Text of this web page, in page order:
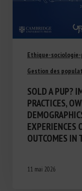
Ethique-
Gestion des
SOLD A PUP?
PRACTICES,
EXPERIENCES
OUTCOMES IN
11 mai 2026